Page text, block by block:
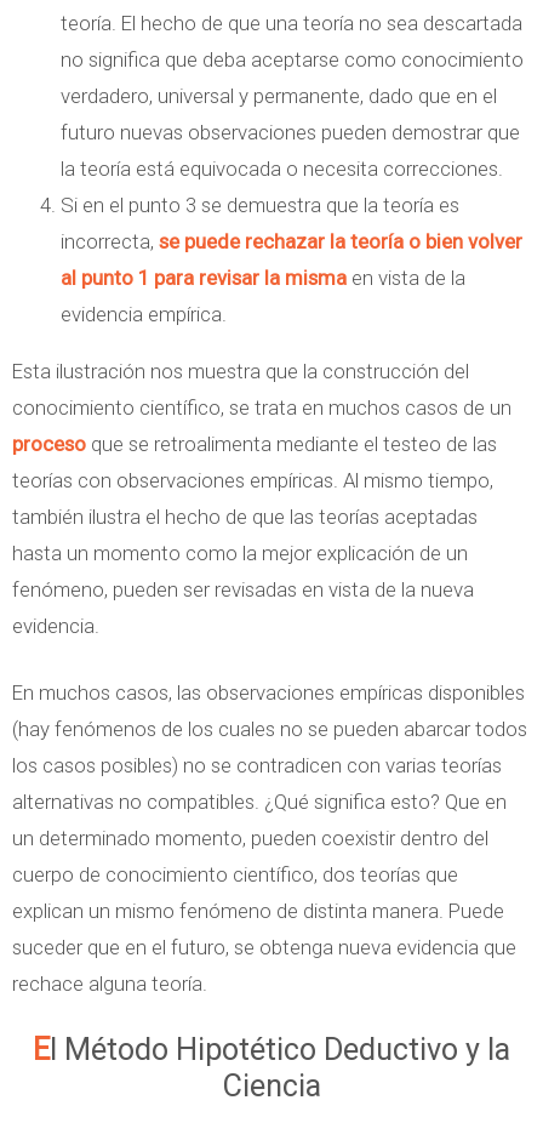
teoría. El hecho de que una teoría no sea descartada
no significa que deba aceptarse como conocimiento
verdadero, universal y permanente, dado que en el
futuro nuevas observaciones pueden demostrar que
la teoría está equivocada o necesita correcciones.
Si en el punto 3 se demuestra que la teoría es
incorrecta, se puede rechazar la teoría o bien volver
al punto 1 para revisar la misma en vista de la
evidencia empírica.
Esta ilustración nos muestra que la construcción del
conocimiento científico, se trata en muchos casos de un
proceso que se retroalimenta mediante el testeo de las
teorías con observaciones empíricas. Al mismo tiempo,
también ilustra el hecho de que las teorías aceptadas
hasta un momento como la mejor explicación de un
fenómeno, pueden ser revisadas en vista de la nueva
evidencia.
En muchos casos, las observaciones empíricas disponibles
(hay fenómenos de los cuales no se pueden abarcar todos
los casos posibles) no se contradicen con varias teorías
alternativas no compatibles. ¿Qué significa esto? Que en
un determinado momento, pueden coexistir dentro del
cuerpo de conocimiento científico, dos teorías que
explican un mismo fenómeno de distinta manera. Puede
suceder que en el futuro, se obtenga nueva evidencia que
rechace alguna teoría.
El Método Hipotético Deductivo y la
Ciencia